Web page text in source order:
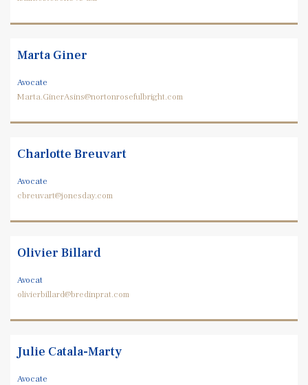
Marta Giner
Avocate
Marta.GinerAsins@nortonrosefulbright.com
Charlotte Breuvart
Avocate
cbreuvart@jonesday.com
Olivier Billard
Avocat
olivierbillard@bredinprat.com
Julie Catala-Marty
Avocate